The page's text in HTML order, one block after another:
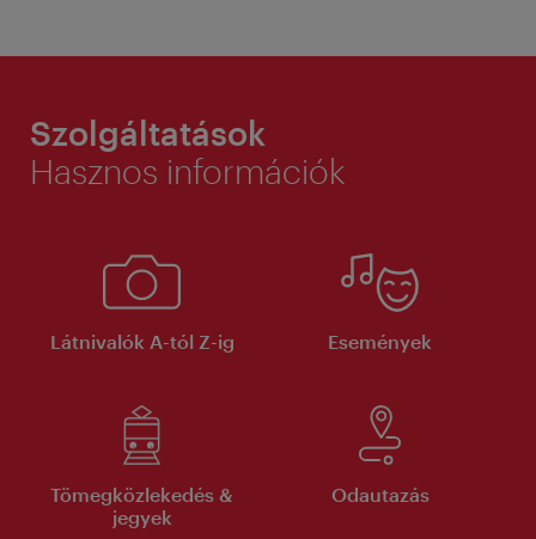
Szolgáltatások
Hasznos információk
Látnivalók A-tól Z-ig Események
Tömegközlekedés &
jegyek
Odautazás